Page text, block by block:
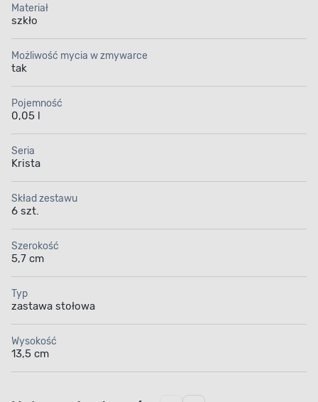
Materiał
szkło
Możliwość mycia w zmywarce
tak
Pojemność
0,05 l
Seria
Krista
Skład zestawu
6 szt.
Szerokość
5,7 cm
Typ
zastawa stołowa
Wysokość
13,5 cm